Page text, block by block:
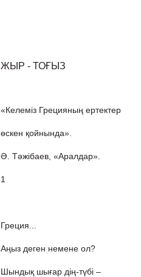
ЖЫР - ТОҒЫЗ
«Келеміз Грецияның ертектер
өскен қойнында».
Ә. Тәжібаев, «Аралдар».
1
Греция...
Аңыз деген немене ол?
Шындық шығар дің-түбі –